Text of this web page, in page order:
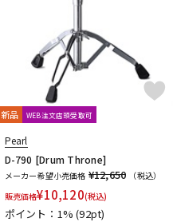
新品 WEB注文店頭受取可
Pearl
D-790 [Drum Throne]
メーカー希望小売価格 ¥12,650
（税込）
販売価格¥10,120(税込)
ポイント：1%(92pt)